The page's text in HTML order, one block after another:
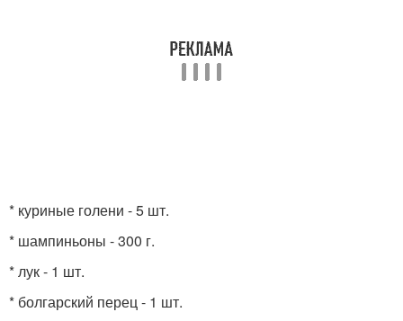
* куриные голени - 5 шт.
* шампиньоны - 300 г.
* лук - 1 шт.
* болгарский перец - 1 шт.